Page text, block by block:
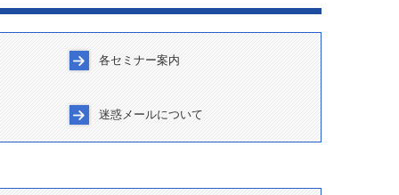
各セミナー案内
セミナー案内
岩堀会案内
迷惑メールについて